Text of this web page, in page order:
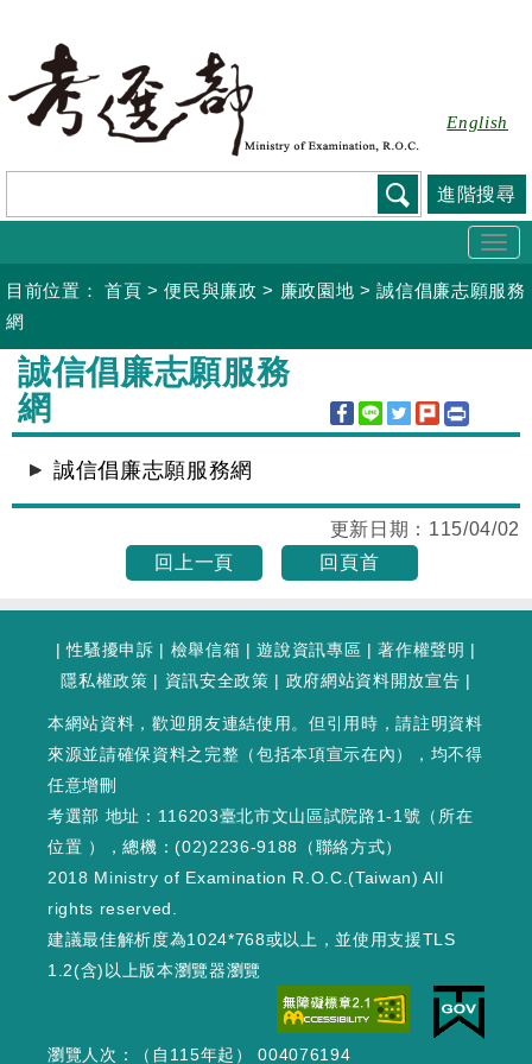
要
容
English
進階搜尋
目前位置： 首頁 >便民與廉政 > 廉政園地 >誠信倡廉志願服務
網
:::
誠信倡廉志願服務
網
誠信倡廉志願服務網
更新日期： 115/04/02
回上一頁
回頁首
|性騷擾申訴 | 檢舉信箱 |遊說資訊專區 |著作權聲明 |
隱私權政策 | 資訊安全政策 | 政府網站資料開放宣告 |
本網站資料，歡迎朋友連結使用。但引用時，請註明資料
來源並請確保資料之完整（包括本項宣示在內），均不得
任意增刪
考選部 地址：116203臺北市文山區試院路1-1號（ 所在
位置 ），總機：(02)2236-9188（聯絡方式）
2018 Ministry of Examination R.O.C.(Taiwan) All
rights reserved.
建議最佳解析度為1024*768或以上，並使用支援TLS
1.2(含)以上版本瀏覽器瀏覽
瀏覽人次：（自115年起） 004076194